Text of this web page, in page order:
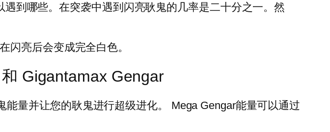
遇到哪些。在突袭中遇到闪亮耿鬼的几率是二十分之一。然
闪亮后会变成完全白色。
Gigantamax Gengar
量并让您的耿鬼进行超级进化。 Mega Gengar能量可以通过